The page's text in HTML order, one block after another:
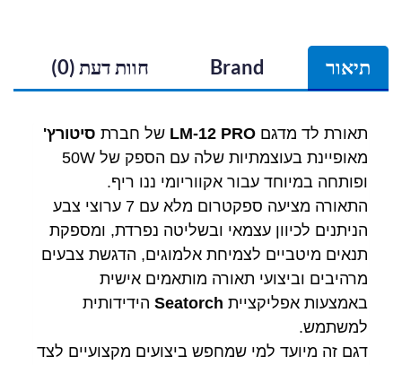
תיאור Brand חוות דעת (0)
תאורת לד מדגם LM-12 PRO של חברת סיטורץ'
מאופיינת בעוצמתיות שלה עם הספק של 50W
ופותחה במיוחד עבור אקווריומי ננו ריף.
התאורה מציעה ספקטרום מלא עם 7 ערוצי צבע
הניתנים לכיוון עצמאי ובשליטה נפרדת, ומספקת
תנאים מיטביים לצמיחת אלמוגים, הדגשת צבעים
מרהיבים וביצועי תאורה מותאמים אישית
באמצעות אפליקציית Seatorch הידידותית
למשתמש.
דגם זה מיועד למי שמחפש ביצועים מקצועיים לצד